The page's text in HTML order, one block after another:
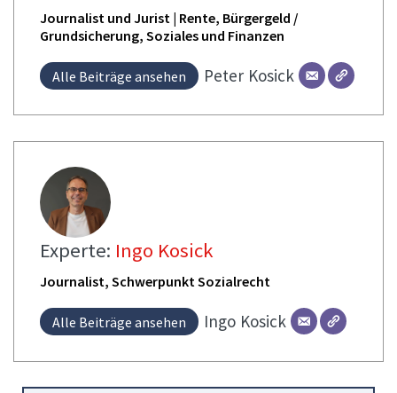
Journalist und Jurist | Rente, Bürgergeld /
Grundsicherung, Soziales und Finanzen
Alle Beiträge ansehen Peter Kosick
Experte: Ingo Kosick
Journalist, Schwerpunkt Sozialrecht
Alle Beiträge ansehen Ingo Kosick